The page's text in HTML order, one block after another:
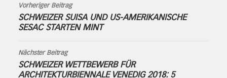
Vorheriger Beitrag
SCHWEIZER SUISA UND US-AMERIKANISCHE
SESAC STARTEN MINT
Nächster Beitrag
SCHWEIZER WETTBEWERB FÜR
ARCHITEKTURBIENNALE VENEDIG 2018: 5